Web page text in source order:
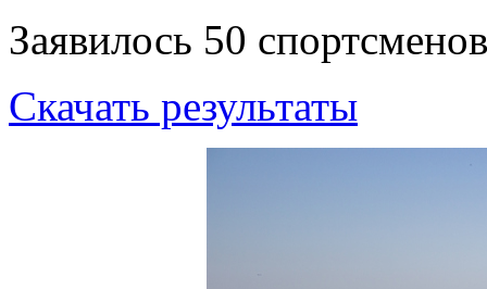
Заявилось 50
Скачать результаты